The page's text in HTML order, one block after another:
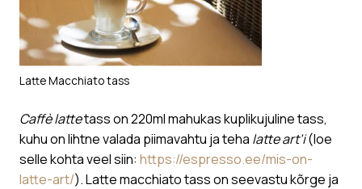
Latte Macchiato tass
Caffè lattetass on 220ml mahukas kuplikujuline tass,
kuhu on lihtne valada piimavahtu ja teha latte art’i(loe
selle kohta veel siin: https://espresso.ee/mis-on-
latte-art/). Latte macchiato tass on seevastu kõrge ja